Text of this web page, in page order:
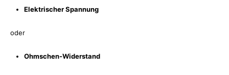
Elektrischer Spannung
oder
Ohmschen-Widerstand